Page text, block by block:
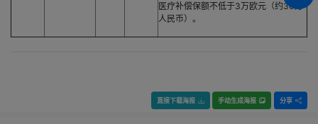
医疗补偿保额不低于3万欧元（约30万
人民币）。
直接下载海报 手动生成海报 分享